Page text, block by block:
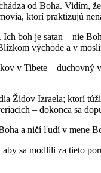
od Boha. Vidím,
ktorí praktizujú
boh je satan – nie
východe a v
v Tibete –
Židov Izraela; ktorí
– dokonca sa
a ničí ľudí v mene
sa modlili za tieto